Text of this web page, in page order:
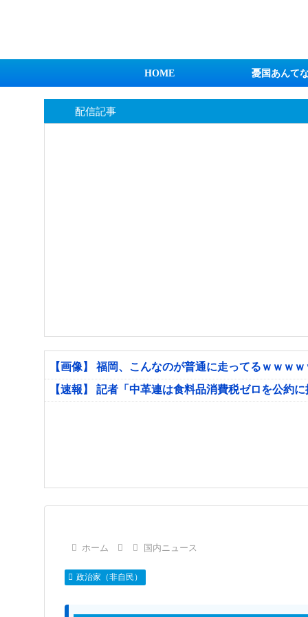
HOME 憂国あんて
配信記事
【画像】 福岡、こんなのが普通に走ってるｗｗｗ
【速報】 記者「中革連は食料品消費税ゼロを公約
ホーム 国内ニュース
政治家（非自民）